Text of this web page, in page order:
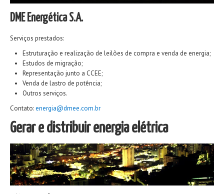
DME Energética S.A.
Serviços prestados:
Estruturação e realização de leilões de compra e venda de energia;
Estudos de migração;
Representação junto a CCEE;
Venda de lastro de potência;
Outros serviços.
Contato:energia@dmee.com.br
Gerar e distribuir energia elétrica